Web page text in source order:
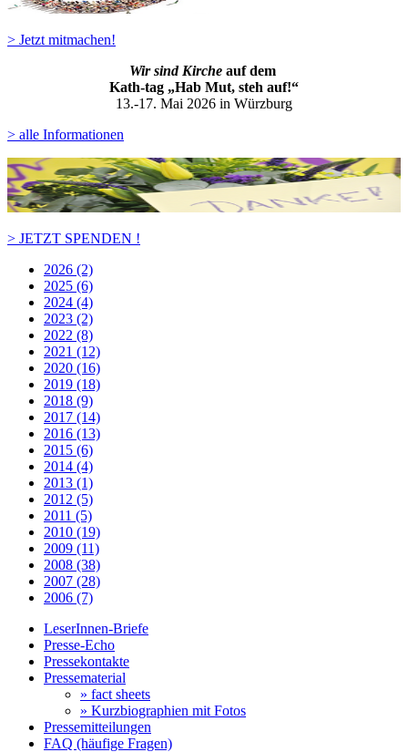
> Jetzt mitmachen!
Wir sind Kirche auf dem
Kath-tag „Hab Mut, steh auf!“
13.-17. Mai 2026 in Würzburg
> alle Informationen
> JETZT SPENDEN !
2026 (2)
2025 (6)
2024 (4)
2023 (2)
2022 (8)
2021 (12)
2020 (16)
2019 (18)
2018 (9)
2017 (14)
2016 (13)
2015 (6)
2014 (4)
2013 (1)
2012 (5)
2011 (5)
2010 (19)
2009 (11)
2008 (38)
2007 (28)
2006 (7)
LeserInnen-Briefe
Presse-Echo
Pressekontakte
Pressematerial
» fact sheets
» Kurzbiographien mit Fotos
Pressemitteilungen
FAQ (häufige Fragen)